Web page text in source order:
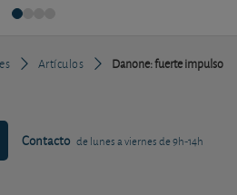
Artículos
Danone: fuerte impulso
Contacto de lunes a viernes de 9h-14h